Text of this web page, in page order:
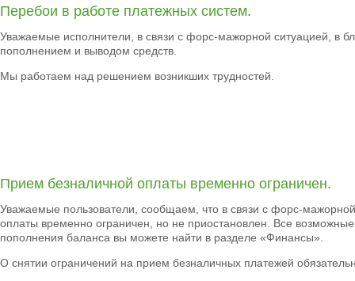
Перебои в работе платежных систем.
Уважаемые исполнители, в связи с форс-мажорной ситуацией, в
пополнением и выводом средств.
Мы работаем над решением возникших трудностей.
Прием безналичной оплаты временно ограничен.
Уважаемые пользователи, сообщаем, что в связи с форс-
оплаты временно ограничен, но не приостановлен. Все
пополнения баланса вы можете найти в разделе «Финансы».
О снятии ограничений на прием безналичных платежей